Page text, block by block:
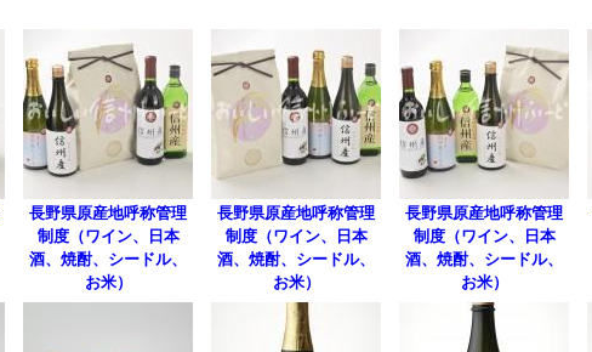
長野県原産地呼称管理
制度（ワイン、日本
酒、焼酎、シードル、
お米）
長野県原産地呼称管理
制度（ワイン、日本
酒、焼酎、シードル、
お米）
長野県原産地呼称管理
制度（ワイン、日本
酒、焼酎、シードル、
お米）